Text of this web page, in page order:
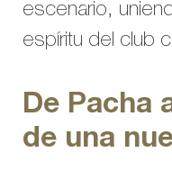
escenario,
espíritu del club
De Pacha
de una